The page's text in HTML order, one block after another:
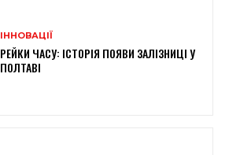
ІННОВАЦІЇ
РЕЙКИ ЧАСУ: ІСТОРІЯ ПОЯВИ ЗАЛІЗНИЦІ У
ПОЛТАВІ